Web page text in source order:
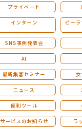
ストレン
プライベート
インターン ビー
SNS事例発表会
AI
最新集客セミナー
ニュース
便利ツール
サービスのお知らせ ラ